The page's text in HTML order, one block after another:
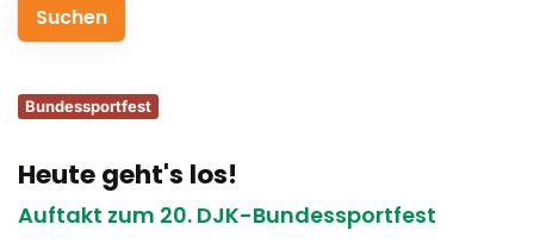
Bundessportfest
Heute geht's los!
Auftakt zum 20. DJK-Bundessportfest
Verantwortung
Aus- und Fortbildungen
Kontakt
Bundessportfest '26